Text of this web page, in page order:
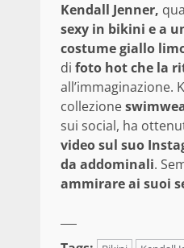
Kendall Jenner,
sexy in bikini e a
costume giallo
di foto hot che la
all’immaginazione.
collezione
sui social, ha
video sul suo
da addominali.
ammirare ai suoi